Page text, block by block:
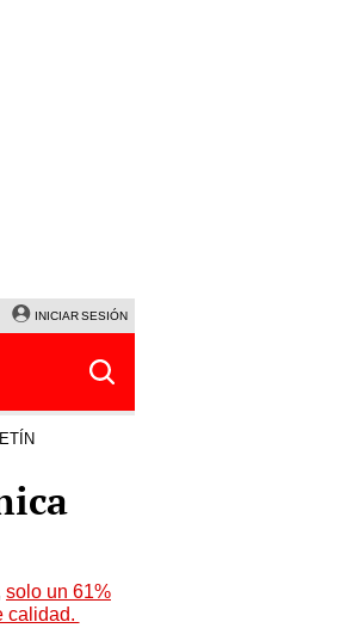
DÓLAR JANET TELLO
INICIAR SESIÓN
solo un 61%
calidad.